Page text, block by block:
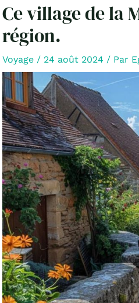
Ce village de la
région.
Voyage/ 24 août 2024 / Par